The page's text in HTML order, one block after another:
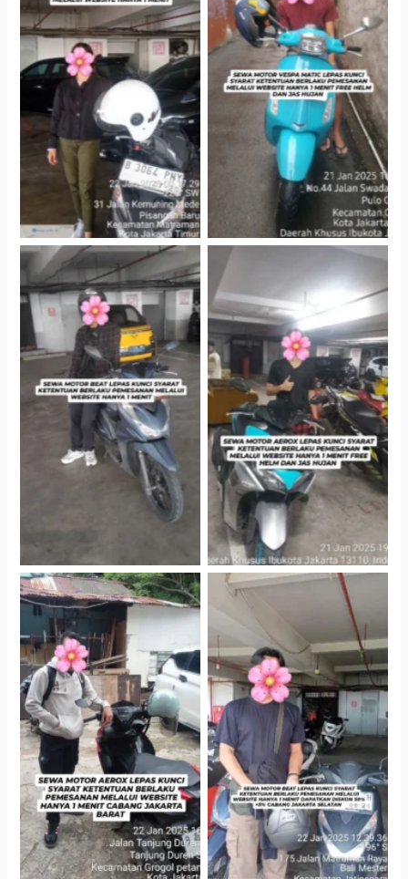
Cityplaza Jatinegara
Gedung Parkir P6A
Antar Jemput Kendaraan
Cityplaza Jatinegara
Gedung Parkir P6A
Cityplaza Jatinegara
Gedung Parkir P6A
Cabang Jakarta Barat
Cityplaza Jatinegara
Gedung Parkir P6A